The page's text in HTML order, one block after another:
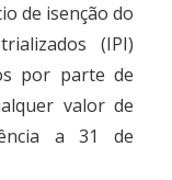
de isenção do
(IPI)
por parte de
valor de
a 31 de